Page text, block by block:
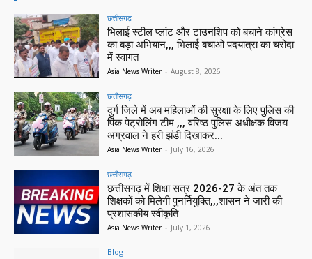
छत्तीसगढ़
भिलाई स्टील प्लांट और टाउनशिप को बचाने कांग्रेस
का बड़ा अभियान,,, भिलाई बचाओ पदयात्रा का चरोदा
में स्वागत
Asia News Writer - August 8, 2026
छत्तीसगढ़
दुर्ग जिले में अब महिलाओं की सुरक्षा के लिए पुलिस की
पिंक पेट्रोलिंग टीम ,,, वरिष्ठ पुलिस अधीक्षक विजय
अग्रवाल ने हरी झंडी दिखाकर...
Asia News Writer - July 16, 2026
छत्तीसगढ़
छत्तीसगढ़ में शिक्षा सत्र 2026-27 के अंत तक
शिक्षकों को मिलेगी पुनर्नियुक्ति,,,शासन ने जारी की
प्रशासकीय स्वीकृति
Asia News Writer - July 1, 2026
Blog